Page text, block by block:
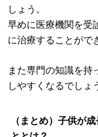
しょう。
早めに医療機関を受
に治療することがで
また専門の知識を持
しやすくなるでしょ
（まとめ）子供が